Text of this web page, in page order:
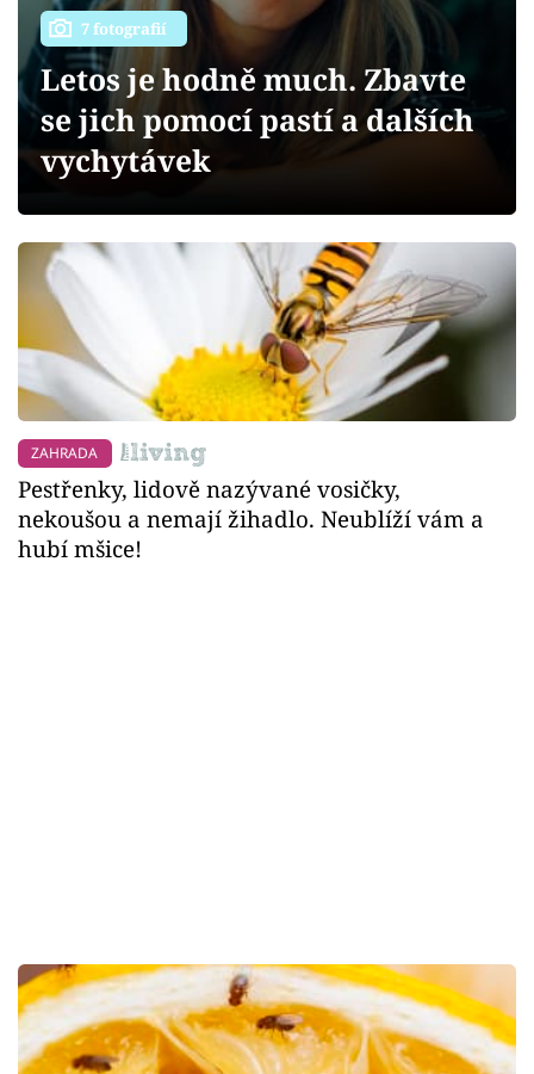
Přihlášení
Sledujte nás
7 fotografií
Letos je hodně much. Zbavte
se jich pomocí pastí a dalších
vychytávek
ZAHRADA
Pestřenky, lidově nazývané vosičky,
nekoušou a nemají žihadlo. Neublíží vám a
hubí mšice!